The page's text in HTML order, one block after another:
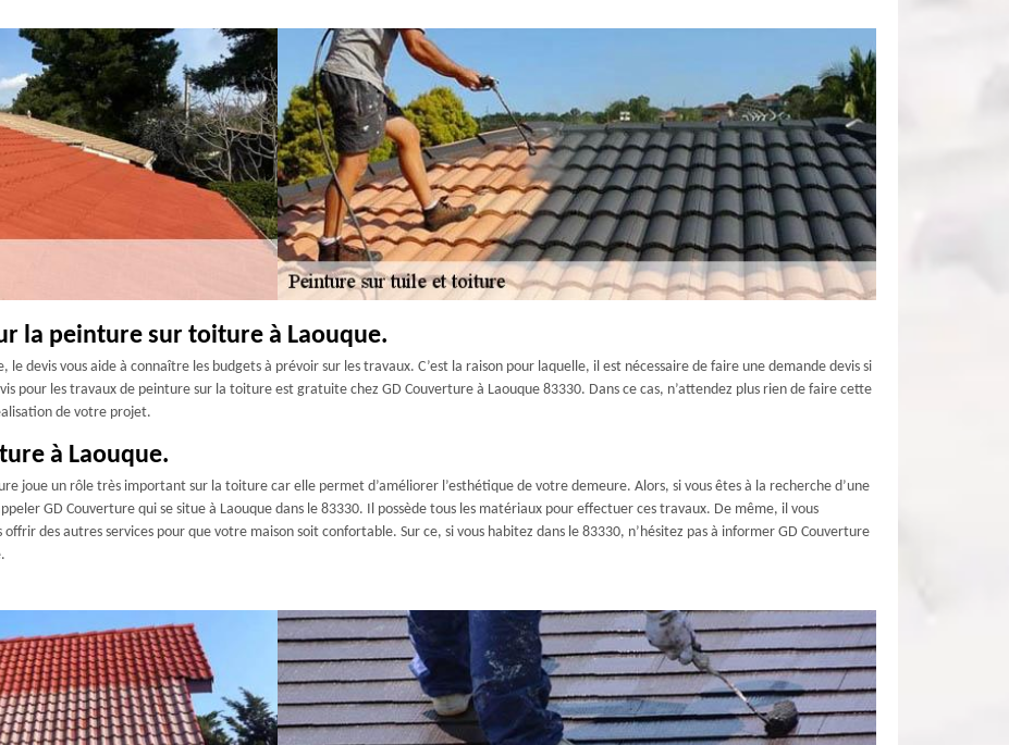
la peinture sur toiture à Laouque.
devis vous aide à connaître les budgets à prévoir sur les travaux. C’est la raison pour laquelle, il est nécessaire de faire une demande devis si
pour les travaux de peinture sur la toiture est gratuite chez GD Couverture à Laouque 83330. Dans ce cas, n’attendez plus rien de faire cette
de votre projet.
à Laouque.
joue un rôle très important sur la toiture car elle permet d’améliorer l’esthétique de votre demeure. Alors, si vous êtes à la recherche d’une
GD Couverture qui se situe à Laouque dans le 83330. Il possède tous les matériaux pour effectuer ces travaux. De même, il vous
des autres services pour que votre maison soit confortable. Sur ce, si vous habitez dans le 83330, n’hésitez pas à informer GD Couverture